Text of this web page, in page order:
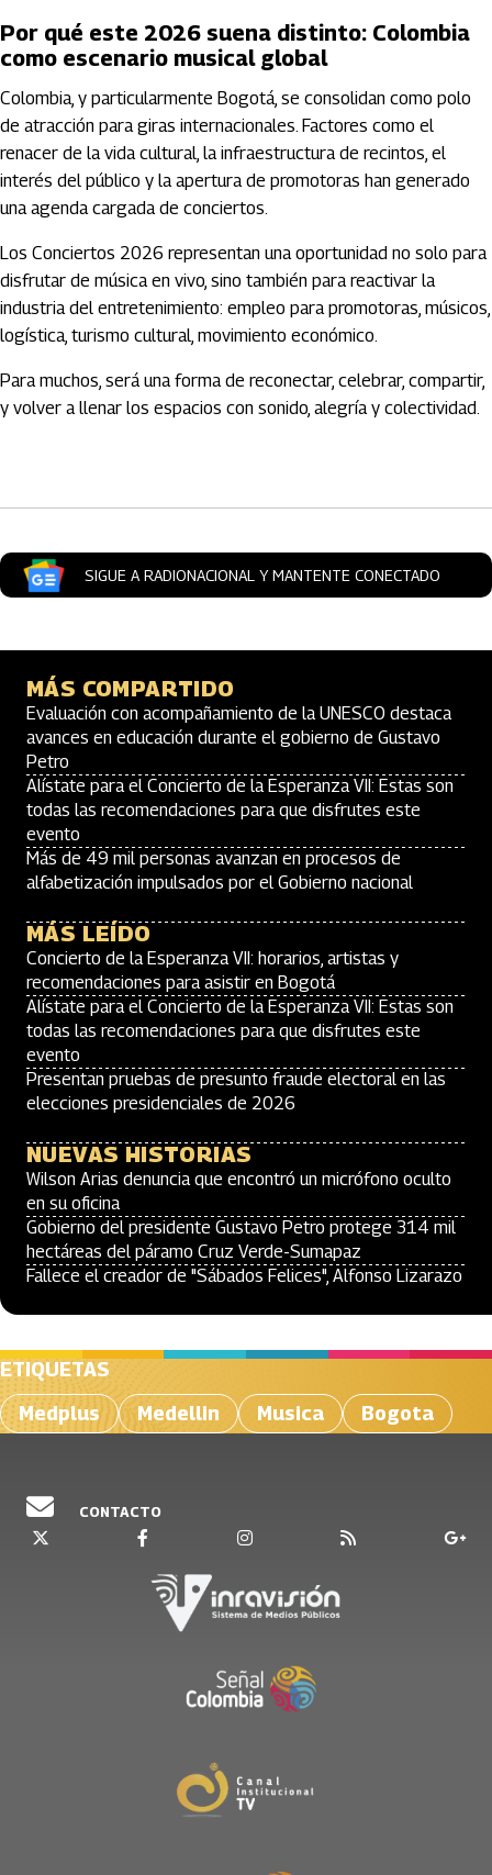
Por qué este 2026 suena distinto: Colombia
como escenario musical global
Colombia, y particularmente Bogotá, se consolidan como polo
de atracción para giras internacionales. Factores como el
renacer de la vida cultural, la infraestructura de recintos, el
interés del público y la apertura de promotoras han generado
una agenda cargada de conciertos.
Los Conciertos 2026 representan una oportunidad no solo para
disfrutar de música en vivo, sino también para reactivar la
industria del entretenimiento: empleo para promotoras, músicos,
logística, turismo cultural, movimiento económico.
Para muchos, será una forma de reconectar, celebrar, compartir,
y volver a llenar los espacios con sonido, alegría y colectividad.
SIGUE A RADIONACIONAL Y MANTENTE CONECTADO
MÁS COMPARTIDO
Evaluación con acompañamiento de la UNESCO destaca
avances en educación durante el gobierno de Gustavo
Petro
Alístate para el Concierto de la Esperanza VII: Estas son
todas las recomendaciones para que disfrutes este
evento
Más de 49 mil personas avanzan en procesos de
alfabetización impulsados por el Gobierno nacional
MÁS LEÍDO
Concierto de la Esperanza VII: horarios, artistas y
recomendaciones para asistir en Bogotá
Alístate para el Concierto de la Esperanza VII: Estas son
todas las recomendaciones para que disfrutes este
evento
Presentan pruebas de presunto fraude electoral en las
elecciones presidenciales de 2026
NUEVAS HISTORIAS
Wilson Arias denuncia que encontró un micrófono oculto
en su oficina
Gobierno del presidente Gustavo Petro protege 314 mil
hectáreas del páramo Cruz Verde-Sumapaz
Fallece el creador de "Sábados Felices", Alfonso Lizarazo
ETIQUETAS
Medplus
Medellin Musica Bogota
CONTACTO